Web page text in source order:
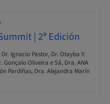
| 2ª Edición
Ignacio Pastor, Dr. Otayba Y.
Gonçalo Oliveira e Sá, Dra. ANA
Pardiñas, Dra. Alejandra Marín